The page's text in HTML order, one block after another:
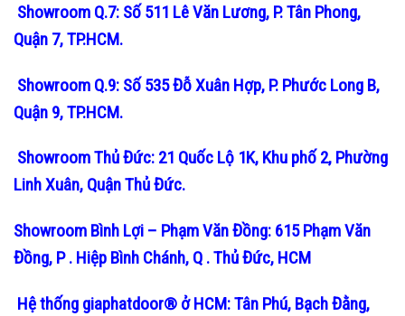
Showroom Q.7: Số 511 Lê Văn Lương, P. Tân Phong,
Quận 7, TP.HCM.
Showroom Q.9: Số 535 Đỗ Xuân Hợp, P. Phước Long B,
Quận 9, TP.HCM.
Showroom Thủ Đức: 21 Quốc Lộ 1K, Khu phố 2, Phường
Linh Xuân, Quận Thủ Đức.
Showroom Bình Lợi – Phạm Văn Đồng: 615 Phạm Văn
Đồng, P . Hiệp Bình Chánh, Q . Thủ Đức, HCM
Hệ thống giaphatdoor® ở HCM: Tân Phú, Bạch Đằng,